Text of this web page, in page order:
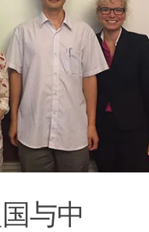
与中